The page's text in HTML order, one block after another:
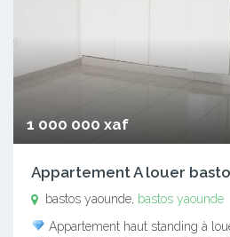
1 000 000 xaf
Appartement A louer
bastos yaounde, bastos yaounde
Appartement haut standing à